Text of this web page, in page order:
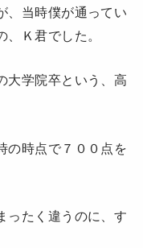
、当時僕が通ってい
Ｋ君でした。
大学院卒という、高
の時点で７００点を
ったく違うのに、す